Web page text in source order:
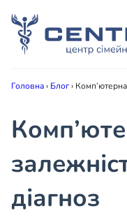
Головна› Блог› Комп’ютерна
діагноз